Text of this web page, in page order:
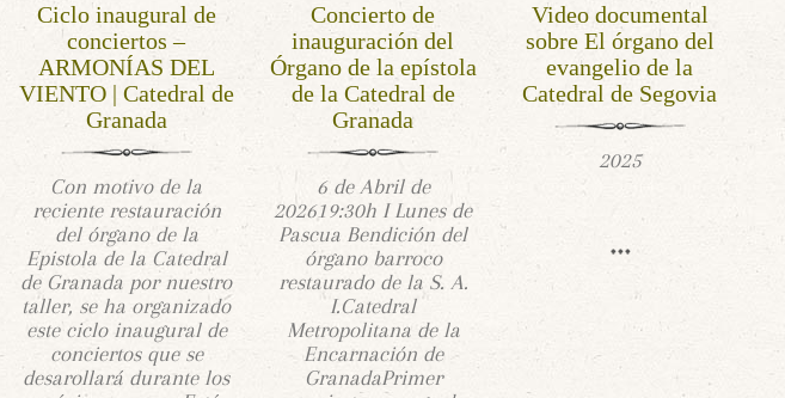
Ciclo inaugural de
conciertos –
ARMONÍAS DEL
VIENTO | Catedral de
Granada
Con motivo de la
reciente restauración
del órgano de la
Epistola de la Catedral
de Granada por nuestro
taller, se ha organizado
este ciclo inaugural de
conciertos que se
desarollará durante los
Concierto de
inauguración del
Órgano de la epístola
de la Catedral de
Granada
6 de Abril de
202619:30h I Lunes de
Pascua Bendición del
órgano barroco
restaurado de la S. A.
I.Catedral
Metropolitana de la
Encarnación de
GranadaPrimer
Video documental
sobre El órgano del
evangelio de la
Catedral de Segovia
2025